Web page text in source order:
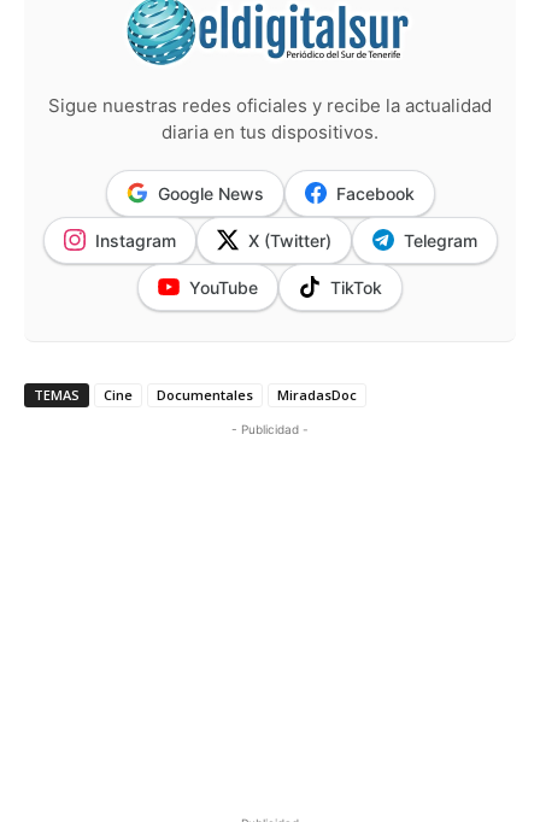
Sigue nuestras redes oficiales y recibe la actualidad
diaria en tus dispositivos.
Google News Facebook
Instagram X (Twitter) Telegram
YouTube TikTok
TEMAS Cine Documentales MiradasDoc
- Publicidad -